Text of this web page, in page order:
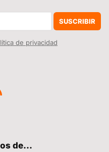
El descuentazo de la semana Xiaomi digno del Black Friday. El Xiaomi Vacuum S10+ de casi 500 euros a menos de 200
SUSCRIBIR
de privacidad
de...